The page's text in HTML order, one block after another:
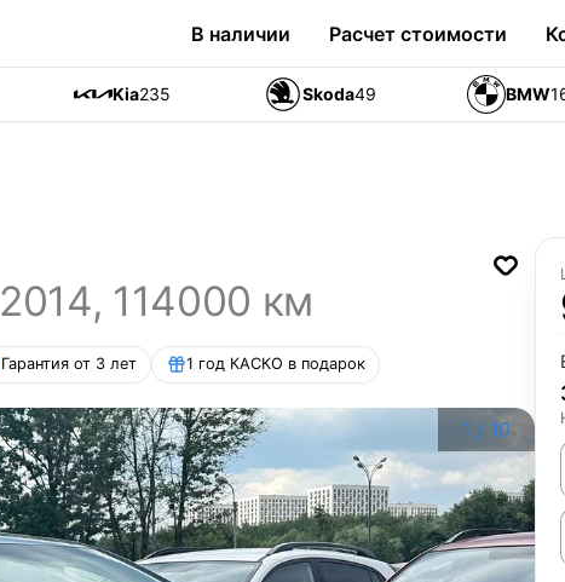
В наличии Расчет стоимости
Kia235 Skoda49 BMW
2014, 114000 км
Гарантия от 3 лет 1 год КАСКО в подарок
1 / 10